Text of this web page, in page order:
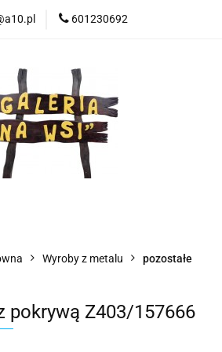
601230692
Wyroby z metalu pozostałe
pokrywą Z403/157666